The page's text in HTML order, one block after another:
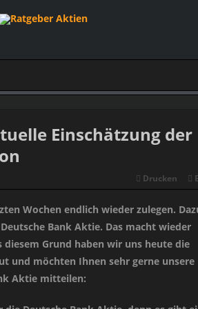
Einschätzung der
Drucken
Wochen endlich wieder zulegen.
Bank Aktie. Das macht wieder
Grund haben wir uns heute die
und möchten Ihnen sehr gerne unsere
Aktie mitteilen: